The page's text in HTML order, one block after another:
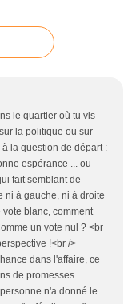
le quartier où tu vis
la politique ou sur
la question de départ :
espérance ... ou
fait semblant de
ni à gauche, ni à droite
blanc, comment
un vote nul ? <br
!<br />
dans l'affaire, ce
de promesses
n'a donné le